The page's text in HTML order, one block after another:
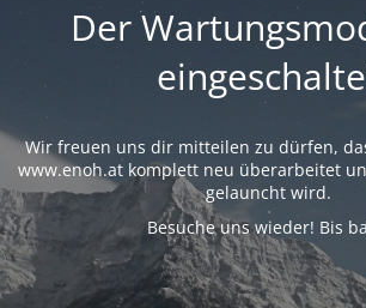
Der
Wir freuen uns dir mitteilen zu dürfen,
www.enoh.at komplett neu überarbeitet
gelauncht wird.
Besuche uns wieder! Bis